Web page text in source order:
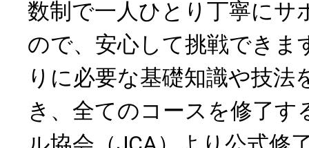
数制で一人ひとり丁寧にサ
ので、安心して挑戦できま
りに必要な基礎知識や技法
き、全てのコースを修了す